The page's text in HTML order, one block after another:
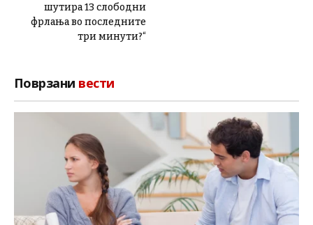
шутира 13 слободни
фрлања во последните
три минути?“
Поврзани вести